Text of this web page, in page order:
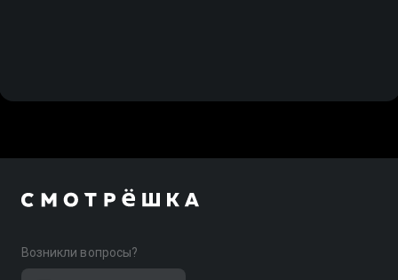
Возникли вопросы?